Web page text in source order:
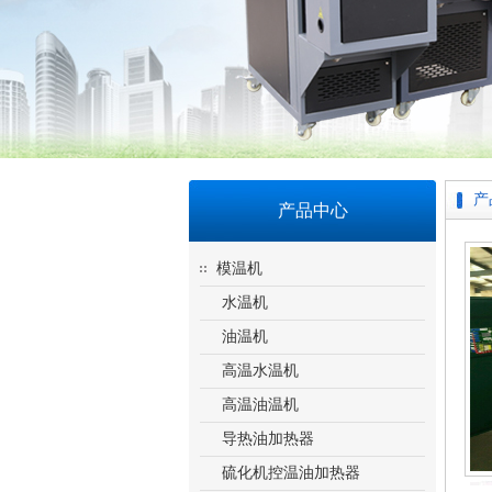
产品中心
模温机
水温机
油温机
高温水温机
高温油温机
导热油加热器
硫化机控温油加热器